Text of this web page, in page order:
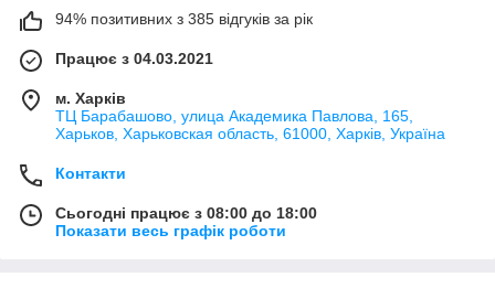
94% позитивних з 385 відгуків за рік
Працює з 04.03.2021
м. Харків
ТЦ Барабашово, улица Академика Павлова, 165,
Харьков, Харьковская область, 61000, Харків, Україна
Контакти
Сьогодні працює з 08:00 до 18:00
Показати весь графік роботи